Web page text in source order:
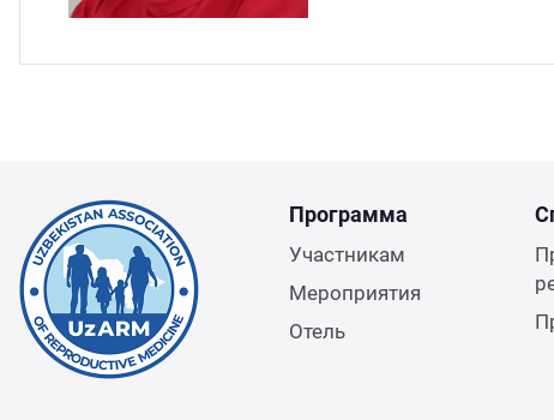
Программа
Участникам
Мероприятия
Отель